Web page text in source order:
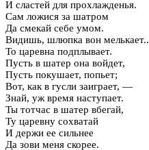
И сластей для прохлажденья.
Сам ложися за шатром
Да смекай себе умом.
Видишь, шлюпка вон мелькает..
То царевна подплывает.
Пусть в шатер она войдет,
Пусть покушает, попьет;
Вот, как в гусли заиграет, —
Знай, уж время наступает.
Ты тотчас в шатер вбегай,
Ту царевну сохватай
И держи ее сильнее
Да зови меня скорее.